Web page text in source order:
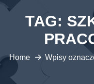
TAG:
Home Wpisy